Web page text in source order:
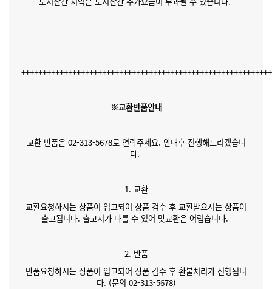
※교환반품안내
교환 반품은 02-313-5678로 연락주세요. 안내후 진행해드리겠습니
다.
1. 교환
교환요청하시는 상품이 입고되어 상품 검수 후 교환받으시는 상품이
출고됩니다. 출고지가 다를 수 있어 맞교환은 어렵습니다.
2. 반품
반품요청하시는 상품이 입고되어 상품 검수 후 환불처리가 진행됩니
다. (문의 02-313-5678)